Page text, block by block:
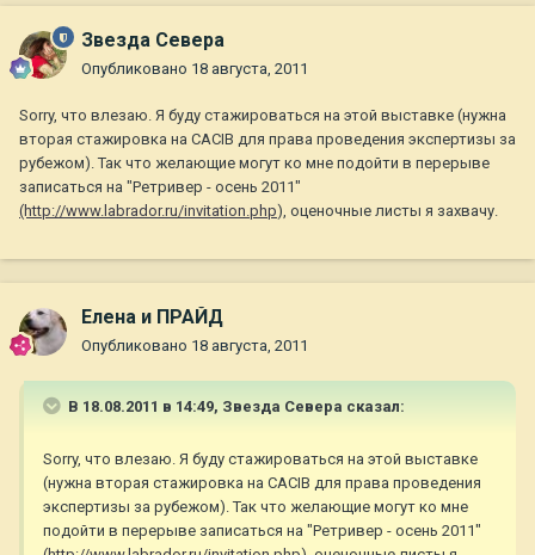
Звезда Севера
Опубликовано 18 августа, 2011
Sorry, что влезаю. Я буду стажироваться на этой выставке (нужна
вторая стажировка на CACIB для права проведения экспертизы за
рубежом). Так что желающие могут ко мне подойти в перерыве
записаться на "Ретривер - осень 2011"
(http://www.labrador.ru/invitation.php), оценочные листы я захвачу.
Елена и ПРАЙД
Опубликовано 18 августа, 2011
В 18.08.2011 в 14:49, Звезда Севера сказал:
Sorry, что влезаю. Я буду стажироваться на этой выставке
(нужна вторая стажировка на CACIB для права проведения
экспертизы за рубежом). Так что желающие могут ко мне
подойти в перерыве записаться на "Ретривер - осень 2011"